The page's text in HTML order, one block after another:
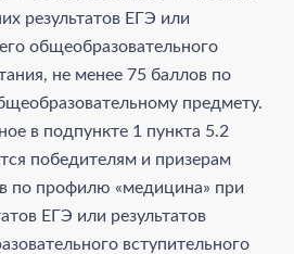
результатов ЕГЭ или
общеобразовательного
не менее 75 баллов по
предмету.
в подпункте 1 пункта 5.2
победителям и призерам
по профилю «медицина» при
ЕГЭ или результатов
вступительного